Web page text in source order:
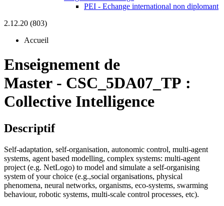
PEI - Echange international non diplomant
2.12.20 (803)
Accueil
Enseignement de
Master - CSC_5DA07_TP :
Collective Intelligence
Descriptif
Self-adaptation, self-organisation, autonomic control, multi-agent
systems, agent based modelling, complex systems: multi-agent
project (e.g. NetLogo) to model and simulate a self-organising
system of your choice (e.g.,social organisations, physical
phenomena, neural networks, organisms, eco-systems, swarming
behaviour, robotic systems, multi-scale control processes, etc).